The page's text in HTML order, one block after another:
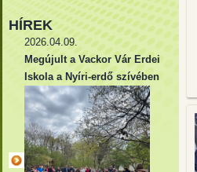
HÍREK
2026.04.09.
Megújult a Vackor Vár Erdei
Iskola a Nyíri-erdő szívében